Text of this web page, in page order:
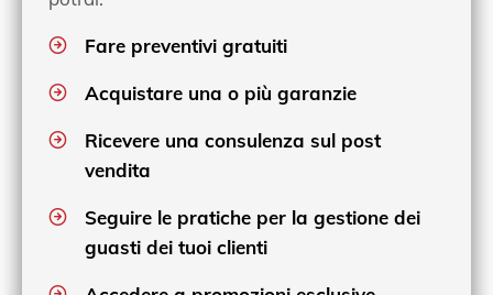
Fare preventivi gratuiti
Acquistare una o più garanzie
Ricevere una consulenza sul post
vendita
Seguire le pratiche per la gestione dei
guasti dei tuoi clienti